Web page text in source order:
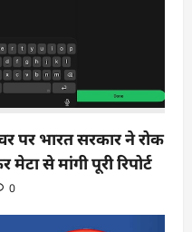
पर भारत सरकार ने रोक
से मांगी पूरी रिपोर्ट
0